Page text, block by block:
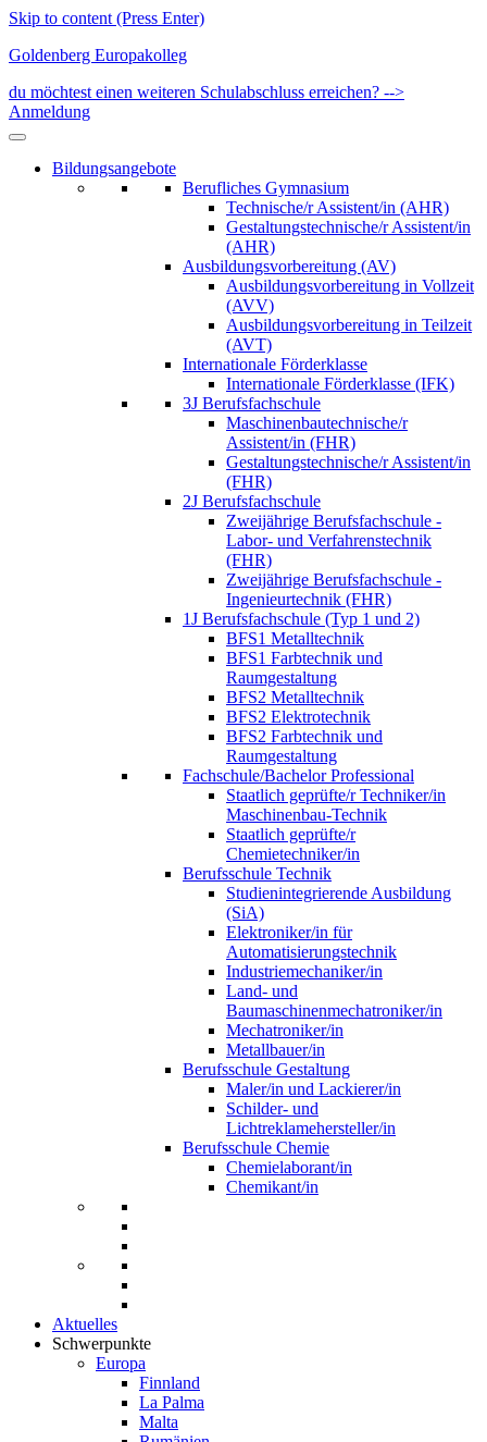
Skip to content (Press Enter)
Goldenberg Europakolleg
du möchtest einen weiteren Schulabschluss erreichen? -->
Anmeldung
Bildungsangebote
Berufliches Gymnasium
Technische/r Assistent/in (AHR)
Gestaltungstechnische/r Assistent/in
(AHR)
Ausbildungsvorbereitung (AV)
Ausbildungsvorbereitung in Vollzeit
(AVV)
Ausbildungsvorbereitung in Teilzeit
(AVT)
Internationale Förderklasse
Internationale Förderklasse (IFK)
3J Berufsfachschule
Maschinenbautechnische/r
Assistent/in (FHR)
Gestaltungstechnische/r Assistent/in
(FHR)
2J Berufsfachschule
Zweijährige Berufsfachschule -
Labor- und Verfahrenstechnik
(FHR)
Zweijährige Berufsfachschule -
Ingenieurtechnik (FHR)
1J Berufsfachschule (Typ 1 und 2)
BFS1 Metalltechnik
BFS1 Farbtechnik und
Raumgestaltung
BFS2 Metalltechnik
BFS2 Elektrotechnik
BFS2 Farbtechnik und
Raumgestaltung
Fachschule/Bachelor Professional
Staatlich geprüfte/r Techniker/in
Maschinenbau-Technik
Staatlich geprüfte/r
Chemietechniker/in
Berufsschule Technik
Studienintegrierende Ausbildung
(SiA)
Elektroniker/in für
Automatisierungstechnik
Industriemechaniker/in
Land- und
Baumaschinenmechatroniker/in
Mechatroniker/in
Metallbauer/in
Berufsschule Gestaltung
Maler/in und Lackierer/in
Schilder- und
Lichtreklamehersteller/in
Berufsschule Chemie
Chemielaborant/in
Chemikant/in
Aktuelles
Schwerpunkte
Europa
Finnland
La Palma
Malta